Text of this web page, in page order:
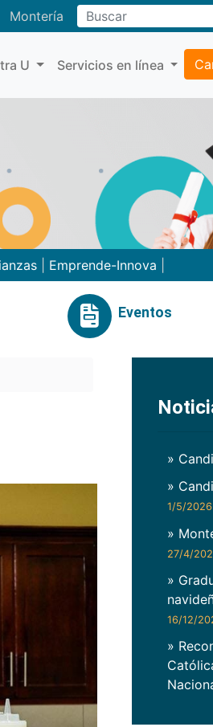
MonteríaBuscar
U Servicios en línea
Emprende-Innova
Eventos
»
»
1/5/2026
»
27/4/
»
16/12/
»